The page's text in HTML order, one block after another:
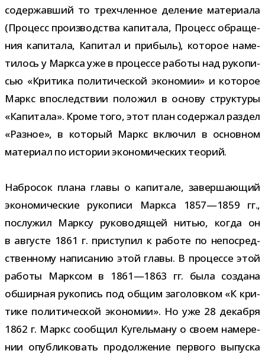
содер­жав­ший то трех­член­ное деле­ние мате­ри­ала
(Процесс про­из­вод­ства капи­тала, Процесс обра­ще­
ния капи­тала, Капитал и при­быль), кото­рое наме­
ти­лось у Маркса уже в про­цессе работы над руко­пи­
сью «Критика поли­ти­че­ской эко­но­мии» и кото­рое
Маркс впо­след­ствии поло­жил в основу струк­туры
«Капитала». Кроме того, этот план содер­жал раз­дел
«Разное», в кото­рый Маркс вклю­чил в основ­ном
мате­риал по исто­рии эко­но­ми­че­ских теорий.
Набросок плана главы о капи­тале, завер­ша­ю­щий
эко­но­ми­че­ские руко­писи Маркса 1857—1859 гг.,
послу­жил Марксу руко­во­дя­щей нитью, когда он
в авгу­сте 1861 г. при­сту­пил к работе по непо­сред­
ствен­ному напи­са­нию этой главы. В про­цессе этой
работы Марксом в 1861—1863 гг. была создана
обшир­ная руко­пись под общим заго­лов­ком «К кри­
тике поли­ти­че­ской эко­но­мии». Но уже 28 декабря
1862 г. Маркс сооб­щил Кугельману о своем наме­ре­
нии опуб­ли­ко­вать про­дол­же­ние пер­вого выпуска